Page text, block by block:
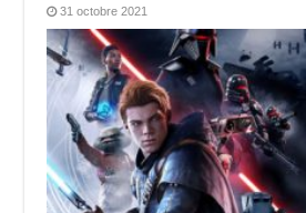
31 octobre 2021